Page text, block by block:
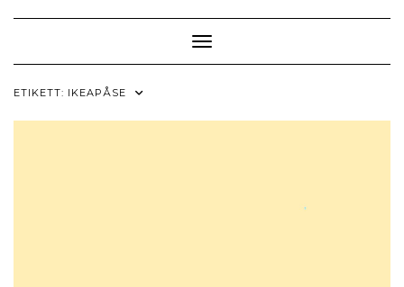
Toggle Navigation
ETIKETT: IKEAPÅSE